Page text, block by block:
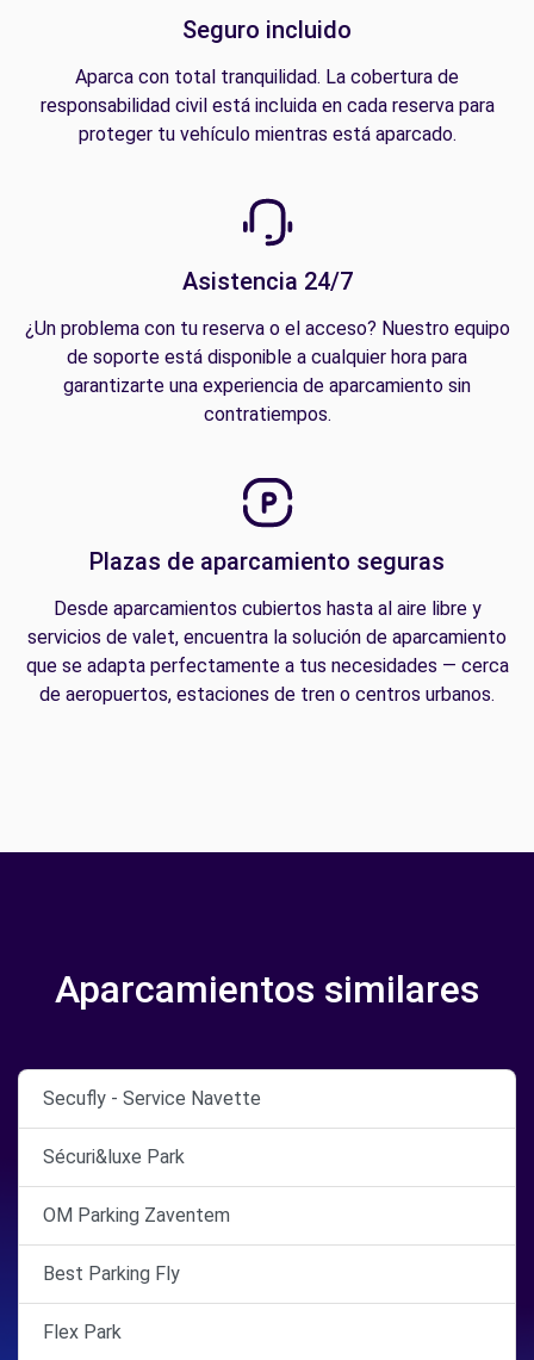
Seguro incluido
Aparca con total tranquilidad. La cobertura de
responsabilidad civil está incluida en cada reserva para
proteger tu vehículo mientras está aparcado.
Asistencia 24/7
¿Un problema con tu reserva o el acceso? Nuestro equipo
de soporte está disponible a cualquier hora para
garantizarte una experiencia de aparcamiento sin
contratiempos.
Plazas de aparcamiento seguras
Desde aparcamientos cubiertos hasta al aire libre y
servicios de valet, encuentra la solución de aparcamiento
que se adapta perfectamente a tus necesidades — cerca
de aeropuertos, estaciones de tren o centros urbanos.
Aparcamientos similares
Secufly - Service Navette
Sécuri&luxe Park
OM Parking Zaventem
Best Parking Fly
Flex Park